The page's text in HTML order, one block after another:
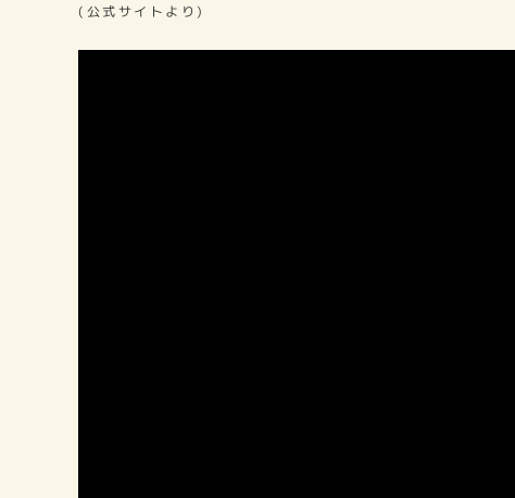
(公式サイトより)